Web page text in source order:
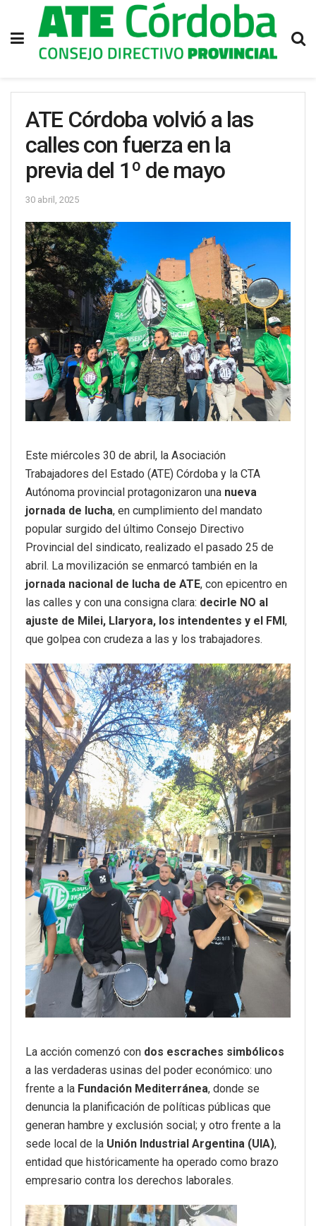
ATE Córdoba volvió a las
calles con fuerza en la
previa del 1º de mayo
30 abril, 2025
Este miércoles 30 de abril, la Asociación
Trabajadores del Estado (ATE) Córdoba y la CTA
Autónoma provincial protagonizaron una nueva
jornada de lucha, en cumplimiento del mandato
popular surgido del último Consejo Directivo
Provincial del sindicato, realizado el pasado 25 de
abril. La movilización se enmarcó también en la
jornada nacional de lucha de ATE, con epicentro en
las calles y con una consigna clara: decirle NO al
ajuste de Milei, Llaryora, los intendentes y el FMI,
que golpea con crudeza a las y los trabajadores.
La acción comenzó con dos escraches simbólicos
a las verdaderas usinas del poder económico: uno
frente a la Fundación Mediterránea, donde se
denuncia la planificación de políticas públicas que
generan hambre y exclusión social; y otro frente a la
sede local de la Unión Industrial Argentina (UIA),
entidad que históricamente ha operado como brazo
empresario contra los derechos laborales.